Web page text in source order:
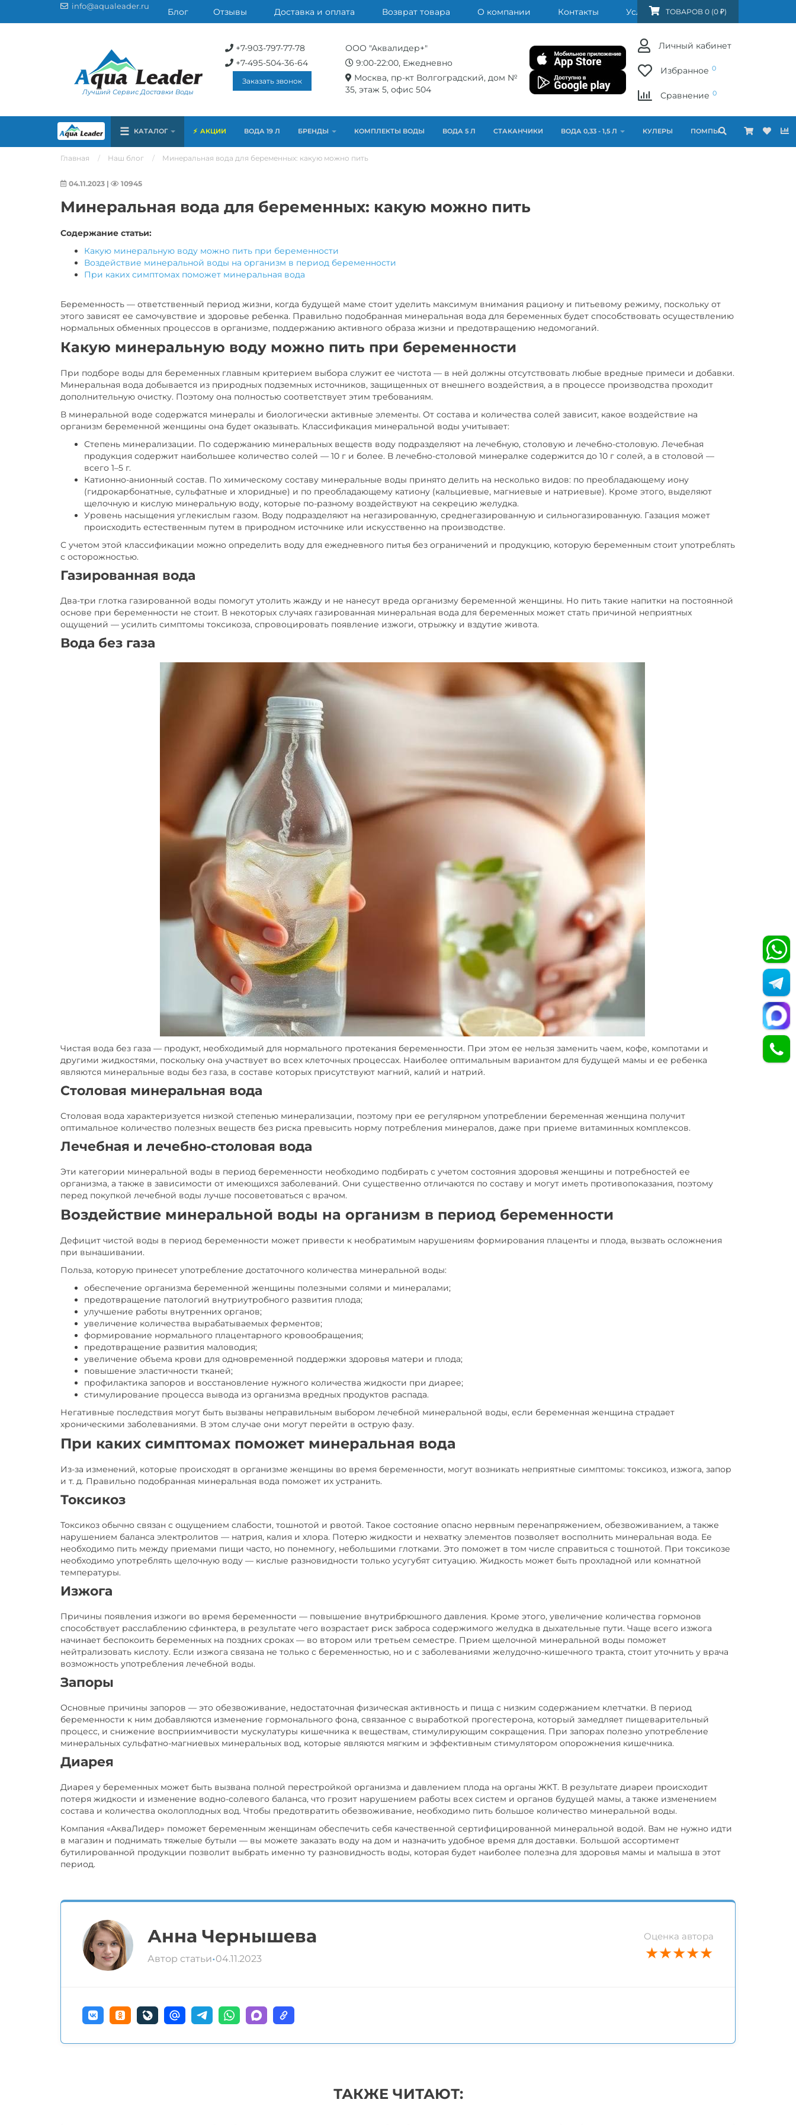
info@aqualeader.ru
Блог Отзывы Доставка и оплата Возврат товара О компании Контакты Услуги FAQ
ТОВАРОВ 0 (0 ₽)
Лучший Сервис Доставки Воды
+7-903-797-77-78
+7-495-504-36-64
Заказать звонок
ООО "Аквалидер+"
9:00-22:00, Ежедневно
Москва, пр-кт Волгоградский, дом №
35, этаж 5, офис 504
Личный кабинет
Избранное 0
Сравнение 0
☰ КАТАЛОГ АКЦИИ ВОДА 19 Л БРЕНДЫ КОМПЛЕКТЫ ВОДЫ ВОДА 5 Л СТАКАНЧИКИ ВОДА 0,33 - 1,5 Л КУЛЕРЫ ПОМПЫ
Главная Наш блог Минеральная вода для беременных: какую можно пить
04.11.2023 | 10945
Минеральная вода для беременных: какую можно пить
Содержание статьи:
Какую минеральную воду можно пить при беременности
Воздействие минеральной воды на организм в период беременности
При каких симптомах поможет минеральная вода
Беременность — ответственный период жизни, когда будущей маме стоит уделить максимум внимания рациону и питьевому режиму, поскольку от
этого зависят ее самочувствие и здоровье ребенка. Правильно подобранная минеральная вода для беременных будет способствовать осуществлению
нормальных обменных процессов в организме, поддержанию активного образа жизни и предотвращению недомоганий.
Какую минеральную воду можно пить при беременности
При подборе воды для беременных главным критерием выбора служит ее чистота — в ней должны отсутствовать любые вредные примеси и добавки.
Минеральная вода добывается из природных подземных источников, защищенных от внешнего воздействия, а в процессе производства проходит
дополнительную очистку. Поэтому она полностью соответствует этим требованиям.
В минеральной воде содержатся минералы и биологически активные элементы. От состава и количества солей зависит, какое воздействие на
организм беременной женщины она будет оказывать. Классификация минеральной воды учитывает:
Степень минерализации. По содержанию минеральных веществ воду подразделяют на лечебную, столовую и лечебно-столовую. Лечебная
продукция содержит наибольшее количество солей — 10 г и более. В лечебно-столовой минералке содержится до 10 г солей, а в столовой —
всего 1–5 г.
Катионно-анионный состав. По химическому составу минеральные воды принято делить на несколько видов: по преобладающему иону
(гидрокарбонатные, сульфатные и хлоридные) и по преобладающему катиону (кальциевые, магниевые и натриевые). Кроме этого, выделяют
щелочную и кислую минеральную воду, которые по-разному воздействуют на секрецию желудка.
Уровень насыщения углекислым газом. Воду подразделяют на негазированную, среднегазированную и сильногазированную. Газация может
происходить естественным путем в природном источнике или искусственно на производстве.
С учетом этой классификации можно определить воду для ежедневного питья без ограничений и продукцию, которую беременным стоит употреблять
с осторожностью.
Газированная вода
Два-три глотка газированной воды помогут утолить жажду и не нанесут вреда организму беременной женщины. Но пить такие напитки на постоянной
основе при беременности не стоит. В некоторых случаях газированная минеральная вода для беременных может стать причиной неприятных
ощущений — усилить симптомы токсикоза, спровоцировать появление изжоги, отрыжку и вздутие живота.
Вода без газа
Чистая вода без газа — продукт, необходимый для нормального протекания беременности. При этом ее нельзя заменить чаем, кофе, компотами и
другими жидкостями, поскольку она участвует во всех клеточных процессах. Наиболее оптимальным вариантом для будущей мамы и ее ребенка
являются минеральные воды без газа, в составе которых присутствуют магний, калий и натрий.
Столовая минеральная вода
Столовая вода характеризуется низкой степенью минерализации, поэтому при ее регулярном употреблении беременная женщина получит
оптимальное количество полезных веществ без риска превысить норму потребления минералов, даже при приеме витаминных комплексов.
Лечебная и лечебно-столовая вода
Эти категории минеральной воды в период беременности необходимо подбирать с учетом состояния здоровья женщины и потребностей ее
организма, а также в зависимости от имеющихся заболеваний. Они существенно отличаются по составу и могут иметь противопоказания, поэтому
перед покупкой лечебной воды лучше посоветоваться с врачом.
Воздействие минеральной воды на организм в период беременности
Дефицит чистой воды в период беременности может привести к необратимым нарушениям формирования плаценты и плода, вызвать осложнения
при вынашивании.
Польза, которую принесет употребление достаточного количества минеральной воды:
обеспечение организма беременной женщины полезными солями и минералами;
предотвращение патологий внутриутробного развития плода;
улучшение работы внутренних органов;
увеличение количества вырабатываемых ферментов;
формирование нормального плацентарного кровообращения;
предотвращение развития маловодия;
увеличение объема крови для одновременной поддержки здоровья матери и плода;
повышение эластичности тканей;
профилактика запоров и восстановление нужного количества жидкости при диарее;
стимулирование процесса вывода из организма вредных продуктов распада.
Негативные последствия могут быть вызваны неправильным выбором лечебной минеральной воды, если беременная женщина страдает
хроническими заболеваниями. В этом случае они могут перейти в острую фазу.
При каких симптомах поможет минеральная вода
Из-за изменений, которые происходят в организме женщины во время беременности, могут возникать неприятные симптомы: токсикоз, изжога, запор
и т. д. Правильно подобранная минеральная вода поможет их устранить.
Токсикоз
Токсикоз обычно связан с ощущением слабости, тошнотой и рвотой. Такое состояние опасно нервным перенапряжением, обезвоживанием, а также
нарушением баланса электролитов — натрия, калия и хлора. Потерю жидкости и нехватку элементов позволяет восполнить минеральная вода. Ее
необходимо пить между приемами пищи часто, но понемногу, небольшими глотками. Это поможет в том числе справиться с тошнотой. При токсикозе
необходимо употреблять щелочную воду — кислые разновидности только усугубят ситуацию. Жидкость может быть прохладной или комнатной
температуры.
Изжога
Причины появления изжоги во время беременности — повышение внутрибрюшного давления. Кроме этого, увеличение количества гормонов
способствует расслаблению сфинктера, в результате чего возрастает риск заброса содержимого желудка в дыхательные пути. Чаще всего изжога
начинает беспокоить беременных на поздних сроках — во втором или третьем семестре. Прием щелочной минеральной воды поможет
нейтрализовать кислоту. Если изжога связана не только с беременностью, но и с заболеваниями желудочно-кишечного тракта, стоит уточнить у врача
возможность употребления лечебной воды.
Запоры
Основные причины запоров — это обезвоживание, недостаточная физическая активность и пища с низким содержанием клетчатки. В период
беременности к ним добавляются изменение гормонального фона, связанное с выработкой прогестерона, который замедляет пищеварительный
процесс, и снижение восприимчивости мускулатуры кишечника к веществам, стимулирующим сокращения. При запорах полезно употребление
минеральных сульфатно-магниевых минеральных вод, которые являются мягким и эффективным стимулятором опорожнения кишечника.
Диарея
Диарея у беременных может быть вызвана полной перестройкой организма и давлением плода на органы ЖКТ. В результате диареи происходит
потеря жидкости и изменение водно-солевого баланса, что грозит нарушением работы всех систем и органов будущей мамы, а также изменением
состава и количества околоплодных вод. Чтобы предотвратить обезвоживание, необходимо пить большое количество минеральной воды.
Компания «АкваЛидер» поможет беременным женщинам обеспечить себя качественной сертифицированной минеральной водой. Вам не нужно идти
в магазин и поднимать тяжелые бутыли — вы можете заказать воду на дом и назначить удобное время для доставки. Большой ассортимент
бутилированной продукции позволит выбрать именно ту разновидность воды, которая будет наиболее полезна для здоровья мамы и малыша в этот
период.
Анна Чернышева
Автор статьи•04.11.2023
Оценка автора
★★★★★
ТАКЖЕ ЧИТАЮТ: